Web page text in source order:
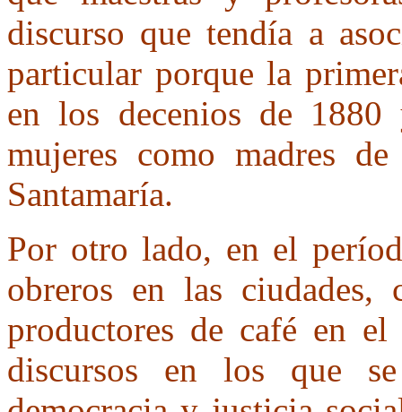
discurso que tendía a
particular porque la
en los decenios de
mujeres como madres
Santamaría.
Por otro lado, en el
obreros en las ciudades,
productores de café en el
discursos en los que